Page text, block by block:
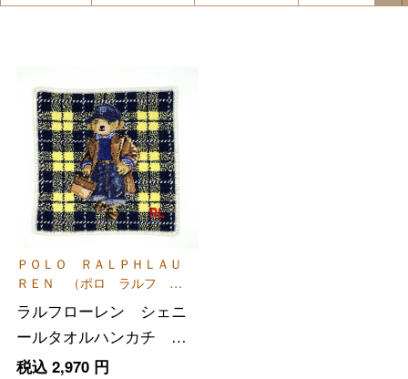
ＰＯＬＯ ＲＡＬＰＨＬＡＵ
ＲＥＮ （ポロ ラルフ ロ
ラルフローレン シェニ
ールタオルハンカチ イ
エローチェック
税込 2,970円
フード＆スイーツ
ビューティー
ファッション
大丸・松坂屋のギフト
出産内祝い
バレンタインチョコレート
ホワイトデー
母の日